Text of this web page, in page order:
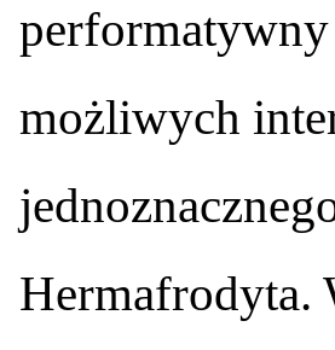
możliwych
Hermafrodyta.